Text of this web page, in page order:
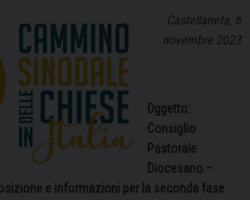
Castellaneta, 6
novembre 2023
Oggetto:
Consiglio
Pastorale
Diocesano –
e informazioni per la seconda fase